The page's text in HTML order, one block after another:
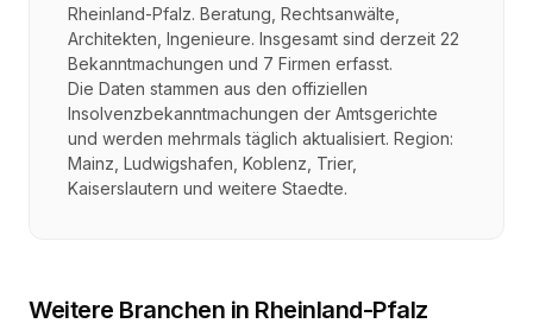
Rheinland-Pfalz. Beratung, Rechtsanwälte,
Architekten, Ingenieure. Insgesamt sind derzeit 22
Bekanntmachungen und 7 Firmen erfasst.
Die Daten stammen aus den offiziellen
Insolvenzbekanntmachungen der Amtsgerichte
und werden mehrmals täglich aktualisiert. Region:
Mainz, Ludwigshafen, Koblenz, Trier,
Kaiserslautern und weitere Staedte.
Weitere Branchen in Rheinland-Pfalz